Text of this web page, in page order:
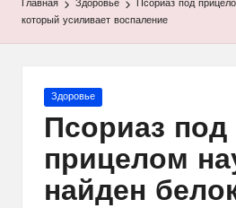
здоровом
Главная Здоровье
Псориаз под
который усиливает воспаление
Опубликовано
Здоровье
Псориаз под
прицелом
найден